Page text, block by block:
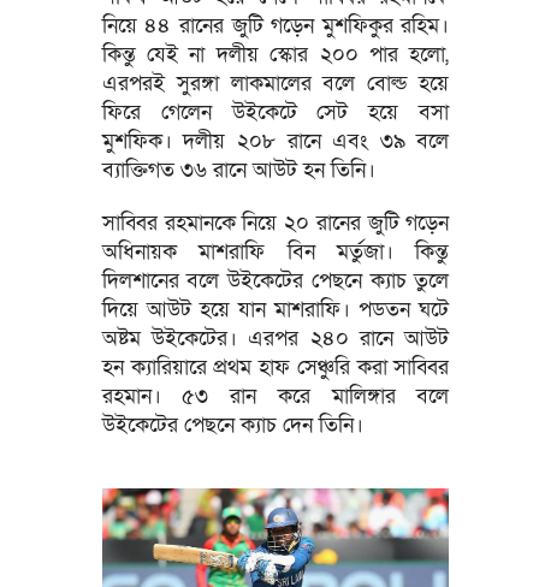
নিয়ে ৪৪ রানের জুটি গড়েন মুশফিকুর রহিম।
কিন্তু যেই না দলীয় স্কোর ২০০ পার হলো,
এরপরই সুরঙ্গা লাকমালের বলে বোল্ড হয়ে
ফিরে গেলেন উইকেটে সেট হয়ে বসা
মুশফিক। দলীয় ২০৮ রানে এবং ৩৯ বলে
ব্যাক্তিগত ৩৬ রানে আউট হন তিনি।
সাব্বির রহমানকে নিয়ে ২০ রানের জুটি গড়েন
অধিনায়ক মাশরাফি বিন মর্তুজা। কিন্তু
দিলশানের বলে উইকেটের পেছনে ক্যাচ তুলে
দিয়ে আউট হয়ে যান মাশরাফি। পডতন ঘটে
অষ্টম উইকেটের। এরপর ২৪০ রানে আউট
হন ক্যারিয়ারে প্রথম হাফ সেঞ্চুরি করা সাব্বির
রহমান। ৫৩ রান করে মালিঙ্গার বলে
উইকেটের পেছনে ক্যাচ দেন তিনি।